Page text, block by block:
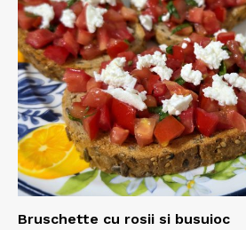
Bruschette cu rosii si busuioc